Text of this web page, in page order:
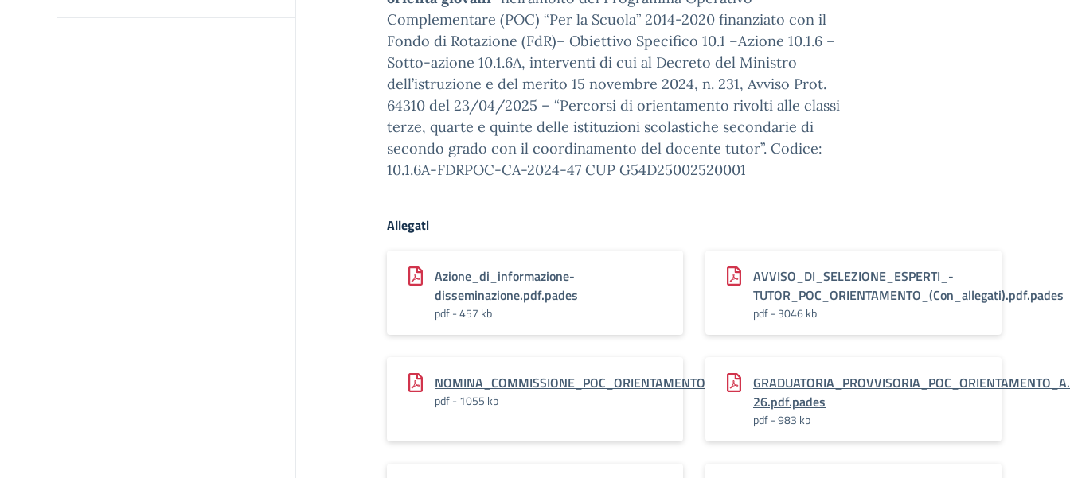
Complementare (POC) “Per la Scuola” 2014-2020 finanziato con il
Fondo di Rotazione (FdR)– Obiettivo Specifico 10.1 –Azione 10.1.6 –
Sotto-azione 10.1.6A, interventi di cui al Decreto del Ministro
dell’istruzione e del merito 15 novembre 2024, n. 231, Avviso Prot.
64310 del 23/04/2025 – “Percorsi di orientamento rivolti alle classi
terze, quarte e quinte delle istituzioni scolastiche secondarie di
secondo grado con il coordinamento del docente tutor”. Codice:
10.1.6A-FDRPOC-CA-2024-47 CUP G54D25002520001
Allegati
Azione_di_informazione-
disseminazione.pdf.pades
pdf - 457 kb
AVVISO_DI_SELEZIONE_ESPERTI_-
TUTOR_POC_ORIENTAMENTO_(Con_allegati).pdf.pades
pdf - 3046 kb
NOMINA_COMMISSIONE_POC_ORIENTAMENTO.pdf.pades
pdf - 1055 kb
26.pdf.pades
pdf - 983 kb